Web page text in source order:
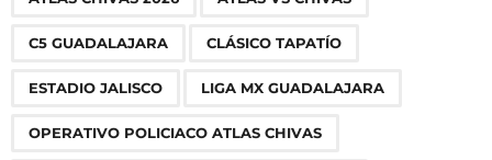
gC5 GUADALAJARA CLÁSICO TAPATÍO
ESTADIO JALISCO LIGA MX GUADALAJARA
OPERATIVO POLICIACO ATLAS CHIVAS